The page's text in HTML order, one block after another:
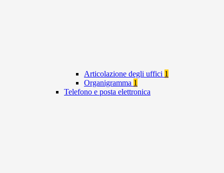
Articolazione degli uffici 1
Organigramma 1
Telefono e posta elettronica